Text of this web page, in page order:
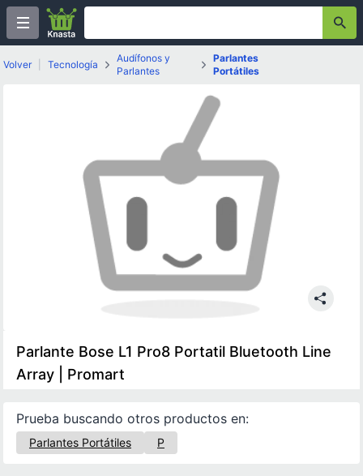
Volver Tecnología
Audífonos y
Parlantes
Parlantes
Portátiles
Parlante Bose L1 Pro8 Portatil Bluetooth Line
Array | Promart
Prueba buscando otros productos en:
Parlantes Portátiles P